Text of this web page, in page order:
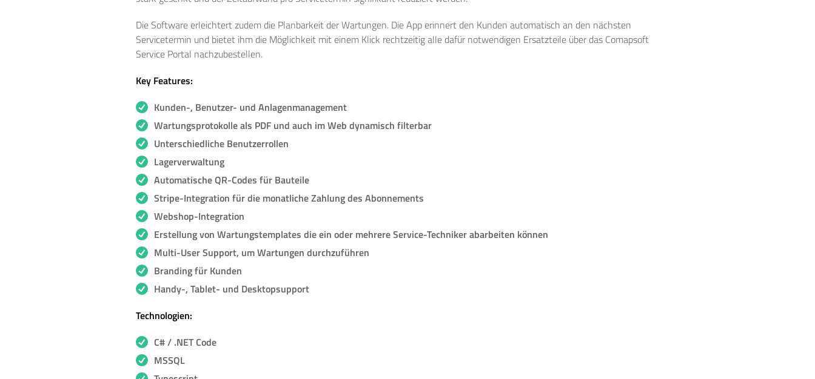
Die Software erleichtert zudem die Planbarkeit der Wartungen. Die App erinnert den Kunden automatisch an den nächsten
Servicetermin und bietet ihm die Möglichkeit mit einem Klick rechtzeitig alle dafür notwendigen Ersatzteile über das Comapsoft
Service Portal nachzubestellen.
Key Features:
Kunden-, Benutzer- und Anlagenmanagement
Wartungsprotokolle als PDF und auch im Web dynamisch filterbar
Unterschiedliche Benutzerrollen
Lagerverwaltung
Automatische QR-Codes für Bauteile
Stripe-Integration für die monatliche Zahlung des Abonnements
Webshop-Integration
Erstellung von Wartungstemplates die ein oder mehrere Service-Techniker abarbeiten können
Multi-User Support, um Wartungen durchzuführen
Branding für Kunden
Handy-, Tablet- und Desktopsupport
Technologien:
C# / .NET Code
MSSQL